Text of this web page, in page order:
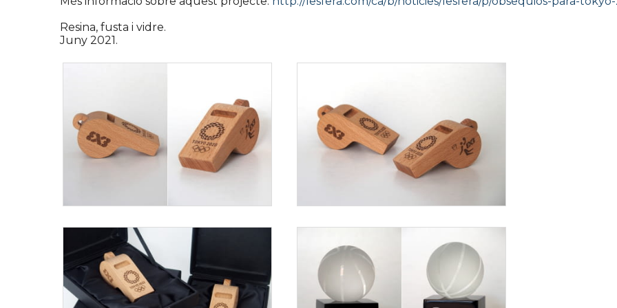
Resina, fusta i vidre.
Juny 2021.